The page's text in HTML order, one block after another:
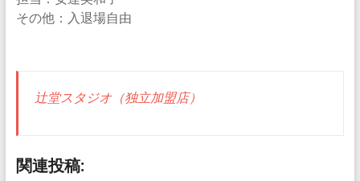
その他：入退場自由
辻堂スタジオ（独立加盟店）
関連投稿: